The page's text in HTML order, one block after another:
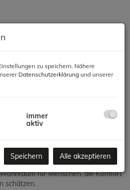
mit 66 Wohnungen, das modernes
und nachhaltige Bauweise
für Menschen, die Komfort
schätzen.
zu speichern. Nähere
Datenschutzerklärung und unserer
immer
aktiv
Speichern Alle akzeptieren